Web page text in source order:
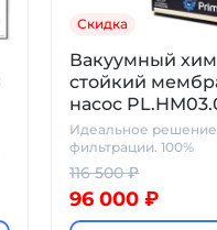
Скидка
Вакуумный
стойкий
насос
Идеальное
фильтрации. 100%
химостойкость
116 500 ₽
96 000 ₽